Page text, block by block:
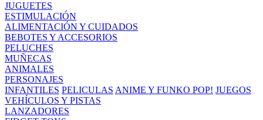
JUGUETES
ESTIMULACIÓN
ALIMENTACIÓN Y CUIDADOS
BEBOTES Y ACCESORIOS
PELUCHES
MUÑECAS
ANIMALES
PERSONAJES
INFANTILES PELICULAS ANIME Y FUNKO POP! JUEGOS
VEHÍCULOS Y PISTAS
LANZADORES